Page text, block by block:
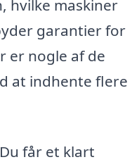
hvilke maskiner
garantier for
er nogle af de
at indhente flere
Du får et klart